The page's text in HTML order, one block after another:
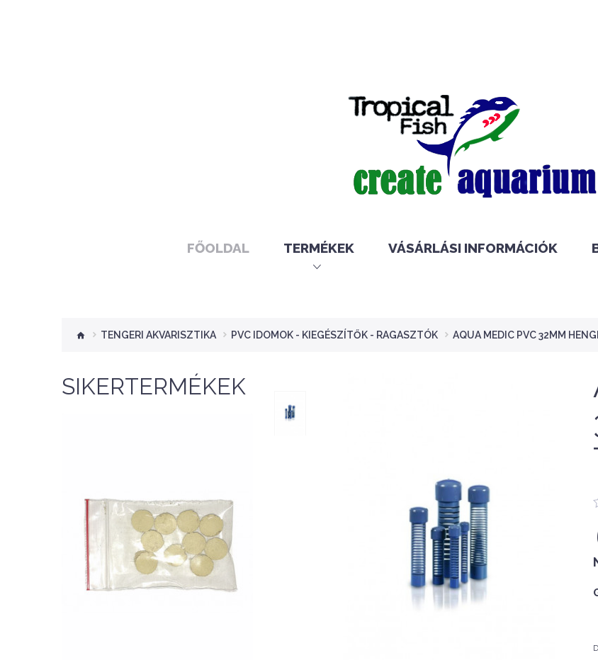
FŐOLDAL TERMÉKEK VÁSÁRLÁSI INFORMÁCIÓK
TENGERI AKVARISZTIKA PVC IDOMOK - KIEGÉSZÍTŐK - RAGASZTÓK AQUA MEDIC PVC 32MM
SIKERTERMÉKEK
Nettó ár: 276 Ft
Aquaplant tápanyag
tabletta 10db